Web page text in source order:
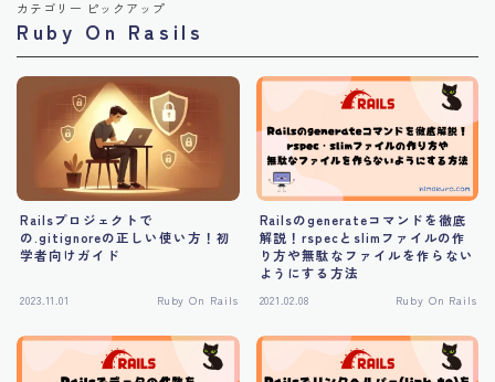
カテゴリー ピックアップ
Ruby On Rasils
Railsプロジェクトで
の.gitignoreの正しい使い方！初
学者向けガイド
2023.11.01 Ruby On Rails
Railsのgenerateコマンドを徹底
解説！rspecとslimファイルの作
り方や無駄なファイルを作らない
ようにする方法
2021.02.08 Ruby On Rails